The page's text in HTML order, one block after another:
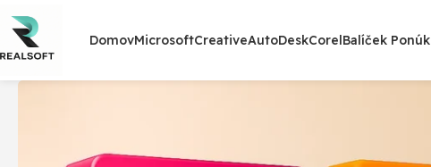
DomovMicrosoftCreativeAutoDeskCorelBalíček Ponúk